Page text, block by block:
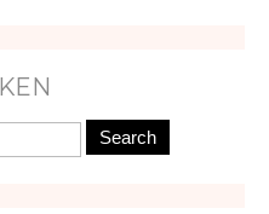
Search